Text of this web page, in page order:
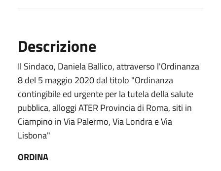
Descrizione
Il Sindaco, Daniela Ballico, attraverso l'Ordinanza
8 del 5 maggio 2020 dal titolo "Ordinanza
contingibile ed urgente per la tutela della salute
pubblica, alloggi ATER Provincia di Roma, siti in
Ciampino in Via Palermo, Via Londra e Via
Lisbona"
ORDINA